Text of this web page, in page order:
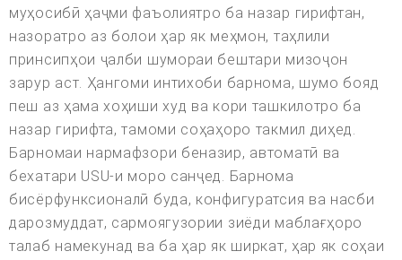
муҳосибӣ ҳаҷми фаъолиятро ба назар гирифтан,
назоратро аз болои ҳар як меҳмон, таҳлили
принсипҳои ҷалби шумораи бештари мизоҷон
зарур аст. Ҳангоми интихоби барнома, шумо бояд
пеш аз ҳама хоҳиши худ ва кори ташкилотро ба
назар гирифта, тамоми соҳаҳоро такмил диҳед.
Барномаи нармафзори беназир, автоматӣ ва
бехатари USU-и моро санҷед. Барнома
бисёрфунксионалӣ буда, конфигуратсия ва насби
дарозмуддат, сармоягузории зиёди маблағҳоро
талаб намекунад ва ба ҳар як ширкат, ҳар як соҳаи